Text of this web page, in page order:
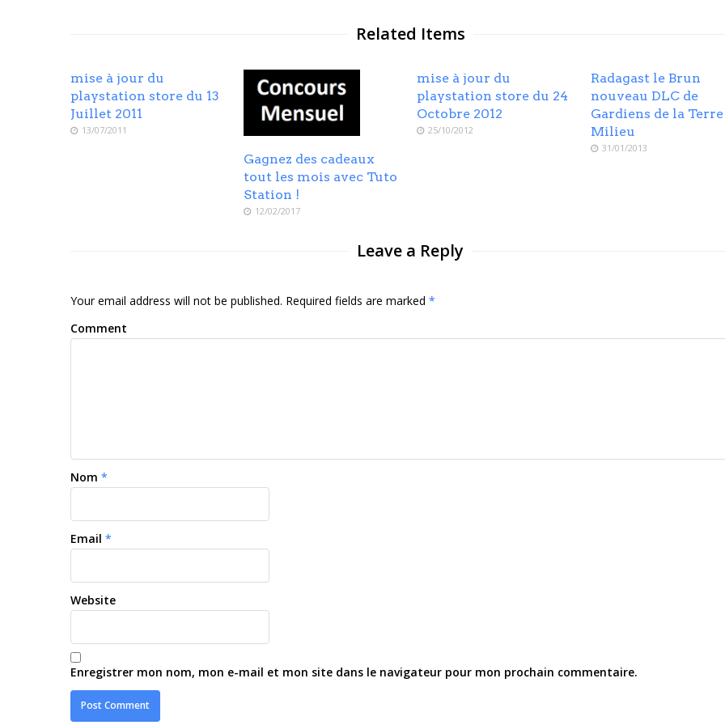
Related Items
mise à jour du
playstation store du 13
Juillet 2011
13/07/2011
Gagnez des cadeaux
tout les mois avec Tuto
Station !
12/02/2017
mise à jour du
playstation store du 24
Octobre 2012
25/10/2012
Radagast le Brun
nouveau DLC de
Gardiens de la
Milieu
31/01/2013
Leave a Reply
Your email address will not be published. Required fields are marked *
Comment
Nom *
Email *
Website
Enregistrer mon nom, mon e-mail et mon site dans le navigateur pour mon prochain commentaire.